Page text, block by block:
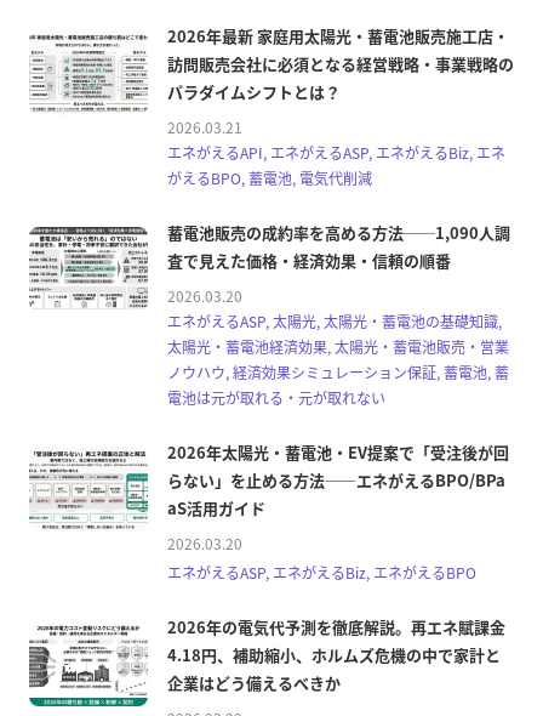
2026年最新 家庭用太陽光・蓄電池販売施工店・
訪問販売会社に必須となる経営戦略・事業戦略の
パラダイムシフトとは？
2026.03.21
エネがえるAPI, エネがえるASP, エネがえるBiz, エネ
がえるBPO, 蓄電池, 電気代削減
蓄電池販売の成約率を高める方法──1,090人調
査で見えた価格・経済効果・信頼の順番
2026.03.20
エネがえるASP, 太陽光, 太陽光・蓄電池の基礎知識,
太陽光・蓄電池経済効果, 太陽光・蓄電池販売・営業
ノウハウ, 経済効果シミュレーション保証, 蓄電池, 蓄
電池は元が取れる・元が取れない
2026年太陽光・蓄電池・EV提案で「受注後が回
らない」を止める方法――エネがえるBPO/BPa
aS活用ガイド
2026.03.20
エネがえるASP, エネがえるBiz, エネがえるBPO
2026年の電気代予測を徹底解説。再エネ賦課金
4.18円、補助縮小、ホルムズ危機の中で家計と
企業はどう備えるべきか